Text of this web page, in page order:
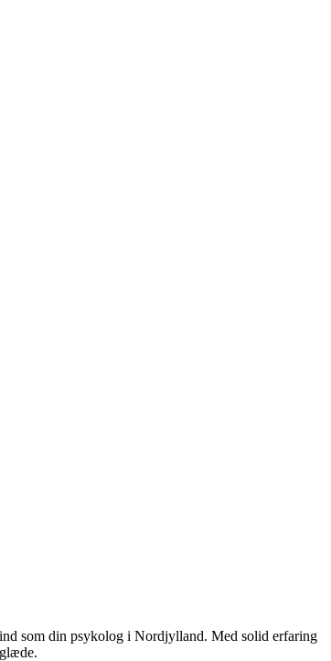
som din psykolog i Nordjylland. Med solid erfaring